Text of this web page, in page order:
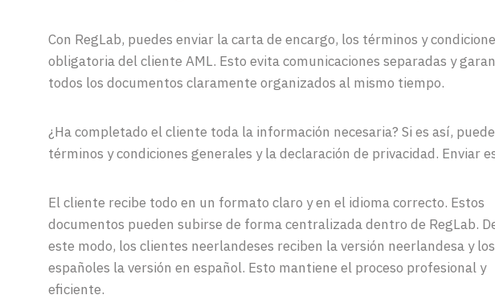
Con RegLab, puedes enviar la carta de encargo, los términos y
obligatoria del cliente AML. Esto evita comunicaciones separadas y
todos los documentos claramente organizados al mismo tiempo.
¿Ha completado el cliente toda la información necesaria? Si es así,
términos y condiciones generales y la declaración de privacidad. Enviar
El cliente recibe todo en un formato claro y en el idioma correcto. Estos
documentos pueden subirse de forma centralizada dentro de RegLab.
este modo, los clientes neerlandeses reciben la versión neerlandesa y los
españoles la versión en español. Esto mantiene el proceso profesional y
eficiente.